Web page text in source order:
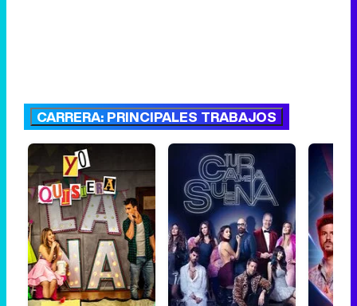
CARRERA: PRINCIPALES TRABAJOS